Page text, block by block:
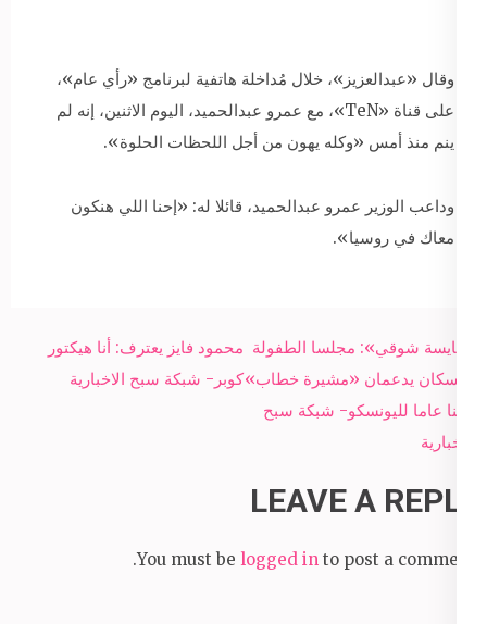
وقال «عبدالعزيز»، خلال مُداخلة هاتفية لبرنامج «رأي عام»،
على قناة «TeN»، مع عمرو عبدالحميد، اليوم الاثنين، إنه لم
ينم منذ أمس «وكله يهون من أجل اللحظات الحلوة».
وداعب الوزير عمرو عبدالحميد، قائلا له: «إحنا اللي هنكون
معاك في روسيا».
Post
navigation
محمود فايز يعترف: أنا هيكتور
كوبر- شبكة سبح الاخبارية
«مايسة شوقي»: مجلسا الطفولة
والسكان يدعمان «مشيرة خطاب»
أمينا عاما لليونسكو- شبكة سبح
الاخبارية
LEAVE A REPLY
You must be logged in to post a comment.